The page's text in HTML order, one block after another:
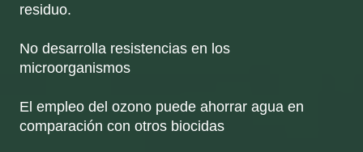
residuo.
No desarrolla resistencias en los
microorganismos
El empleo del ozono puede ahorrar agua en
comparación con otros biocidas